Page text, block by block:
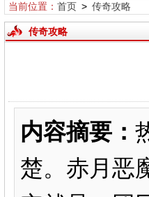
当前位置： 首页> 传奇攻略
传奇攻略
内容摘要：
楚。赤月恶